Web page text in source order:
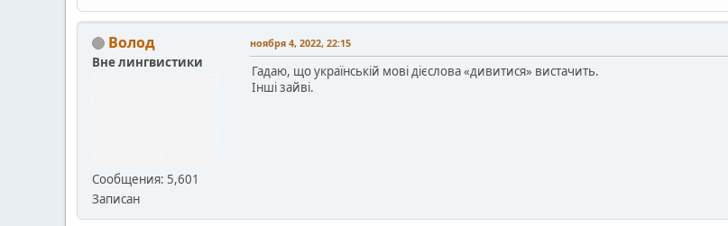
Волод
Вне лингвистики
Сообщения: 5,601
Записан
ноября 4, 2022, 22:15
Гадаю, що українській мові дієслова «дивитися» вистачить.
Інші зайві.